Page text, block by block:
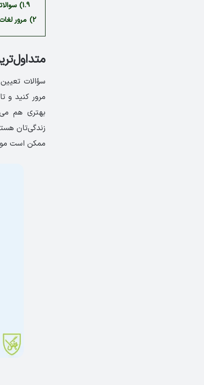
1.9)
2) مرور
سؤالات
مرور کنید و
بهتری هم
زندگی‌تان
ممکن است